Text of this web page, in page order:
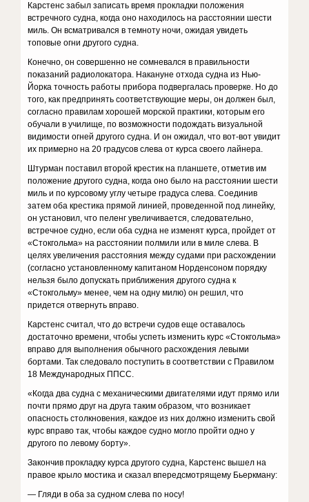
Карстенс забыл записать время прокладки положения
встречного судна, когда оно находилось на расстоянии шести
миль. Он всматривался в темноту ночи, ожидая увидеть
топовые огни другого судна.
Конечно, он совершенно не сомневался в правильности
показаний радиолокатора. Накануне отхода судна из Нью-
Йорка точность работы прибора подвергалась проверке. Но до
того, как предпринять соответствующие меры, он должен был,
согласно правилам хорошей морской практики, которым его
обучали в училище, по возможности подождать визуальной
видимости огней другого судна. И он ожидал, что вот-вот увидит
их примерно на 20 градусов слева от курса своего лайнера.
Штурман поставил второй крестик на планшете, отметив им
положение другого судна, когда оно было на расстоянии шести
миль и по курсовому углу четыре градуса слева. Соединив
затем оба крестика прямой линией, проведенной под линейку,
он установил, что пеленг увеличивается, следовательно,
встречное судно, если оба судна не изменят курса, пройдет от
«Стокгольма» на расстоянии полмили или в миле слева. В
целях увеличения расстояния между судами при расхождении
(согласно установленному капитаном Норденсоном порядку
нельзя было допускать приближения другого судна к
«Стокгольму» менее, чем на одну милю) он решил, что
придется отвернуть вправо.
Карстенс считал, что до встречи судов еще оставалось
достаточно времени, чтобы успеть изменить курс «Стокгольма»
вправо для выполнения обычного расхождения левыми
бортами. Так следовало поступить в соответствии с Правилом
18 Международных ППСС.
«Когда два судна с механическими двигателями идут прямо или
почти прямо друг на друга таким образом, что возникает
опасность столкновения, каждое из них должно изменить свой
курс вправо так, чтобы каждое судно могло пройти одно у
другого по левому борту».
Закончив прокладку курса другого судна, Карстенс вышел на
правое крыло мостика и сказал впередсмотрящему Бьеркману:
— Гляди в оба за судном слева по носу!